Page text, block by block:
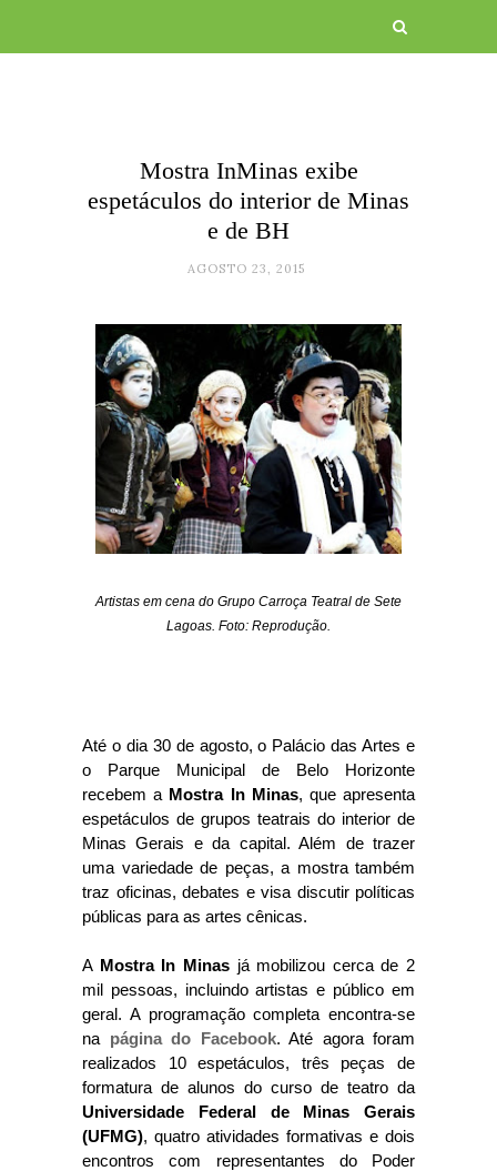
Mostra InMinas exibe
espetáculos do interior de Minas
e de BH
AGOSTO 23, 2015
Artistas em cena do Grupo Carroça Teatral de Sete
Lagoas. Foto: Reprodução.
Até o dia 30 de agosto, o Palácio das Artes e
o Parque Municipal de Belo Horizonte
recebem a Mostra In Minas, que apresenta
espetáculos de grupos teatrais do interior de
Minas Gerais e da capital. Além de trazer
uma variedade de peças, a mostra também
traz oficinas, debates e visa discutir políticas
públicas para as artes cênicas.
A Mostra In Minasjá mobilizou cerca de 2
mil pessoas, incluindo artistas e público em
geral. A programação completa encontra-se
na página do Facebook. Até agora foram
realizados 10 espetáculos, três peças de
formatura de alunos do curso de teatro da
Universidade Federal de Minas Gerais
(UFMG), quatro atividades formativas e dois
encontros com representantes do Poder